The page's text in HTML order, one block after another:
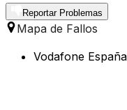
Reportar Problemas
Mapa de Fallos
Vodafone